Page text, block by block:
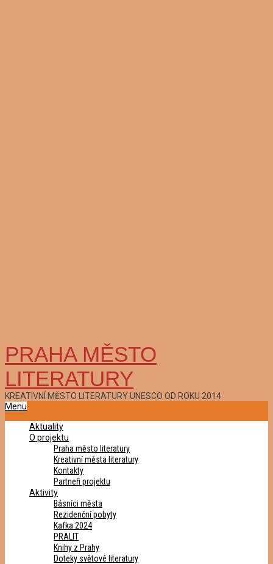
PRAHA MĚSTO
LITERATURY
KREATIVNÍ MĚSTO LITERATURY UNESCO OD ROKU 2014
Primary
Menu
Aktuality
O projektu
Praha město literatury
Kreativní města literatury
Kontakty
Partneři projektu
Aktivity
Básníci města
Rezidenční pobyty
Kafka 2024
PRALIT
Knihy z Prahy
Doteky světové literatury